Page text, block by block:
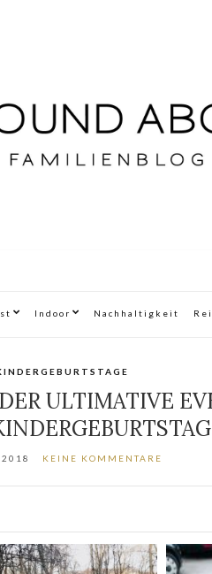
Indoor Nachhaltigkeit
ULTIMATIVE
KEINE KOMMENTARE